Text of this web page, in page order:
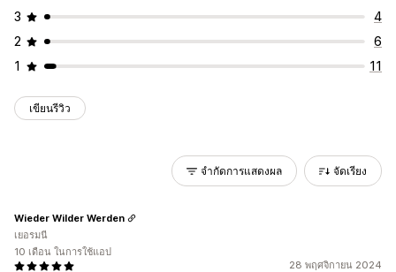
3
4
2
6
1
11
เขียนรีวิว
จำกัดการแสดงผล จัดเรียง
28 พฤศจิกายน 2024
Wieder Wilder Werden
เยอรมนี
10 เดือน ในการใช้แอป